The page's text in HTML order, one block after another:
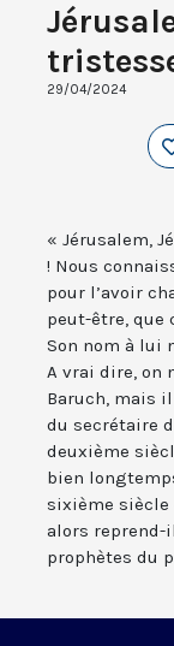
29/04/2024
« Jérusalem,
! Nous
pour l’avoir
peut-être, que
Son nom à lui
A vrai dire, on
Baruch, mais
du secrétaire
deuxième
bien
sixième siècle
alors reprend-
prophètes du